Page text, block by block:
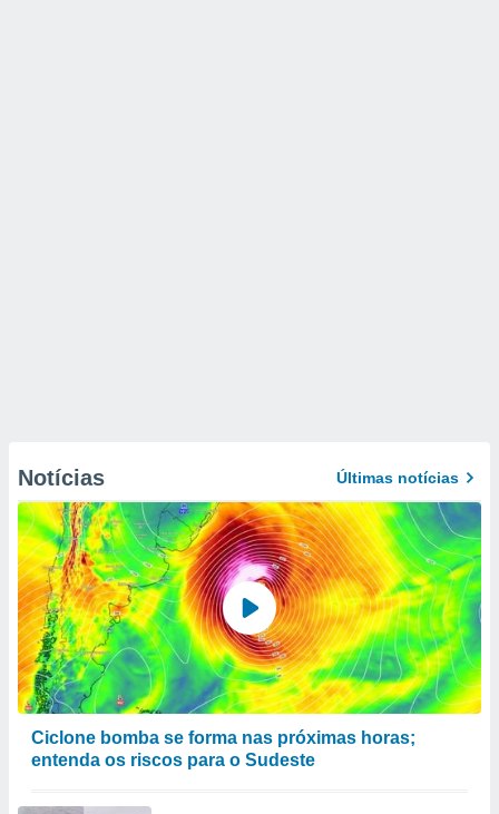
Notícias Últimas notícias
Ciclone bomba se forma nas próximas horas;
entenda os riscos para o Sudeste